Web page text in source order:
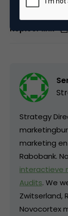
Deel dit artikel
Kopieer link
Strategy
marketing
Rabobank.
interactieve
Audits. We
Zwitserland,
Novocortex